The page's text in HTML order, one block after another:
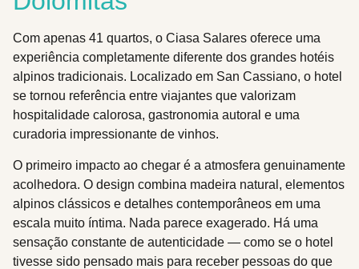
Com apenas 41 quartos, o Ciasa Salares oferece uma
experiência completamente diferente dos grandes hotéis
alpinos tradicionais. Localizado em San Cassiano, o hotel
se tornou referência entre viajantes que valorizam
hospitalidade calorosa, gastronomia autoral e uma
curadoria impressionante de vinhos.
O primeiro impacto ao chegar é a atmosfera genuinamente
acolhedora. O design combina madeira natural, elementos
alpinos clássicos e detalhes contemporâneos em uma
escala muito íntima. Nada parece exagerado. Há uma
sensação constante de autenticidade — como se o hotel
tivesse sido pensado mais para receber pessoas do que